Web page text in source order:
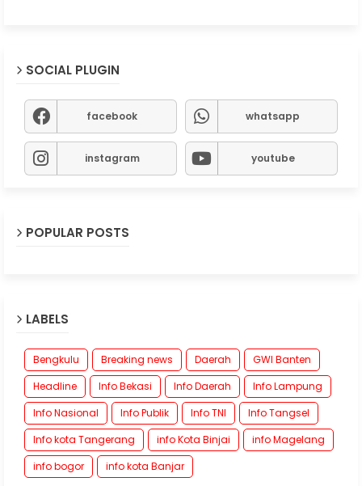
SOCIAL PLUGIN
facebook whatsapp
instagram youtube
POPULAR POSTS
LABELS
Bengkulu Breaking news Daerah
GWI Banten
Headline
Info Bekasi Info Daerah
Info Lampung
Info Nasional
Info Publik Info TNI
Info Tangsel
Info kota Tangerang
info Kota Binjai
info Magelang
info bogor
info kota Banjar